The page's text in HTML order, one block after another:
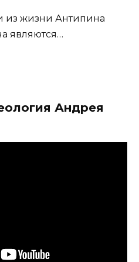
из жизни Антипина
являются…
Андрея